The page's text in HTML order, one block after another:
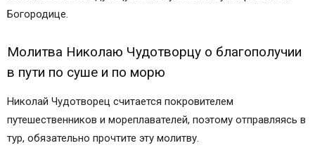
Богородице.
Молитва Николаю Чудотворцу о благополучии
в пути по суше и по морю
Николай Чудотворец считается покровителем
путешественников и мореплавателей, поэтому отправляясь в
тур, обязательно прочтите эту молитву.